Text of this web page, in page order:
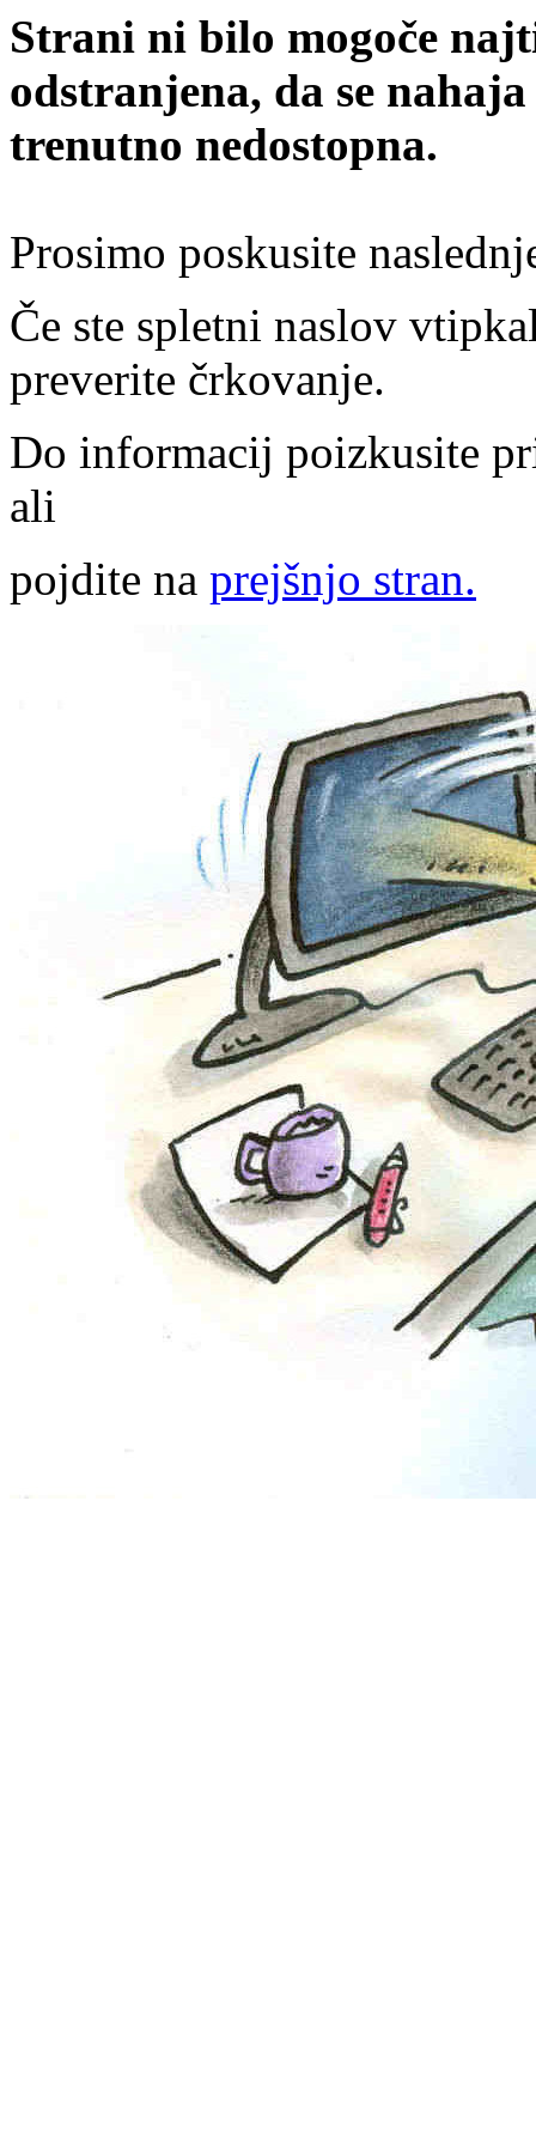
Strani ni bilo mogoče
odstranjena, da se
trenutno nedostopna.
Prosimo poskusite
Če ste spletni naslov
preverite črkovanje.
Do informacij poizkusite
ali
pojdite na prejšnjo stran.